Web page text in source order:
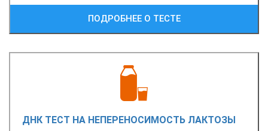
ПОДРОБНЕЕ О ТЕСТЕ
ДНК ТЕСТ НА НЕПЕРЕНОСИМОСТЬ ЛАКТОЗЫ